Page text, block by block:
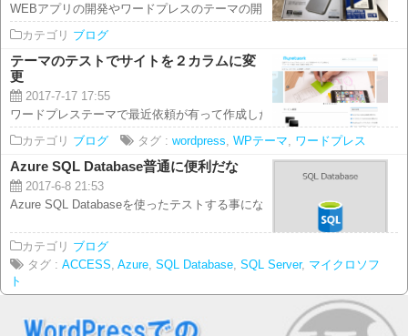
WEBアプリの開発やワードプレスのテーマの開発に使っている、 iMac（
カテゴリ ブログ
テーマのテストでサイトを２カラムに変
更
2017-7-17 17:55
ワードプレステーマで最近依頼が有って作成したタイプを汎用的にしたバ
カテゴリ ブログ タグ : wordpress, WPテーマ, ワードプレス
Azure SQL Database普通に便利だな
2017-6-8 21:53
Azure SQL Databaseを使ったテストする事になったのですが、 これ...
カテゴリ ブログ
タグ : ACCESS, Azure, SQL Database, SQL Server, マイクロソフ
ト